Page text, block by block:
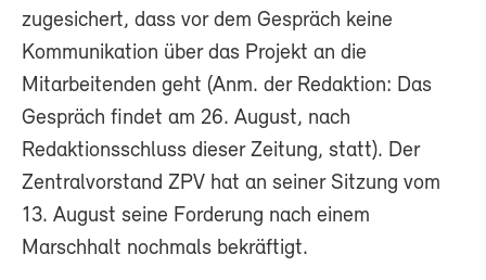
zugesichert, dass vor dem Gespräch keine
Kommunikation über das Projekt an die
Mitarbeitenden geht (Anm. der Redaktion: Das
Gespräch findet am 26. August, nach
Redaktionsschluss dieser Zeitung, statt). Der
Zentralvorstand ZPV hat an seiner Sitzung vom
13. August seine Forderung nach einem
Marschhalt nochmals bekräftigt.